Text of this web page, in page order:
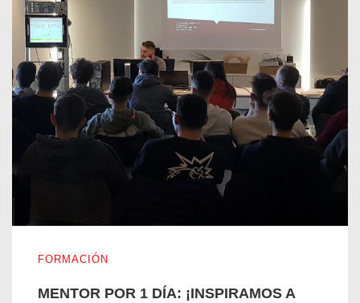
FORMACIÓN
MENTOR POR 1 DÍA: ¡INSPIRAMOS A